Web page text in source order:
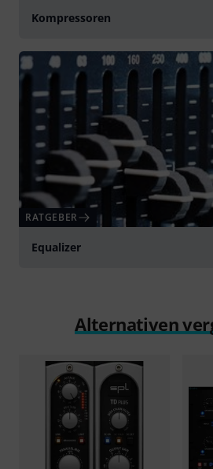
Kompressoren
RATGEBER
Equalizer
Alternativen